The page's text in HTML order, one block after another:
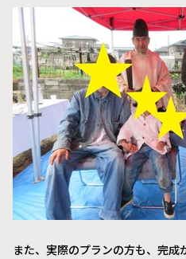
また、実際のプランの方も、完成